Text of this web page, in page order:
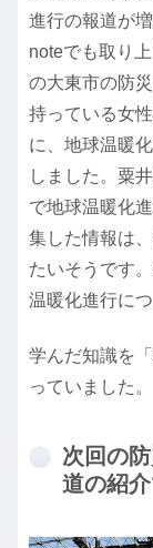
進行の報道が
noteでも取り
の大東市の防
持っている女
に、地球温暖
しました。粟
で地球温暖化
集した情報は
たいそうです
温暖化進行に
学んだ知識を
っていました。
次回の
道の紹